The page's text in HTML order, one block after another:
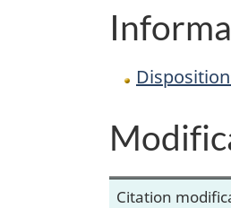
Citation